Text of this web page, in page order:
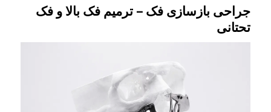
جراحی بازسازی فک – ترمیم فک بالا و فک
تحتانی